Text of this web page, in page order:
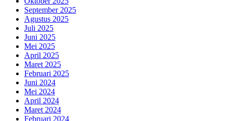
September 2025
Agustus 2025
Juli 2025
Juni 2025
Mei 2025
April 2025
Maret 2025
Februari 2025
Juni 2024
Mei 2024
April 2024
Maret 2024
Februari 2024